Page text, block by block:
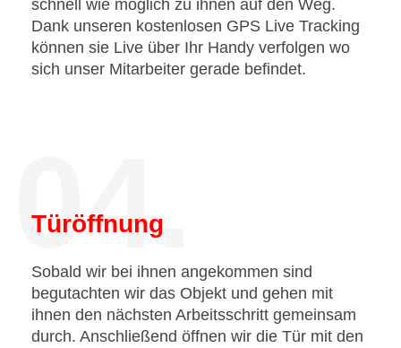
schnell wie möglich zu ihnen auf den Weg.
Dank unseren kostenlosen GPS Live Tracking
können sie Live über Ihr Handy verfolgen wo
sich unser Mitarbeiter gerade befindet.
04.
Türöffnung
Sobald wir bei ihnen angekommen sind
begutachten wir das Objekt und gehen mit
ihnen den nächsten Arbeitsschritt gemeinsam
durch. Anschließend öffnen wir die Tür mit den